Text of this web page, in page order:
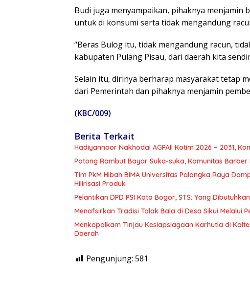
Budi juga menyampaikan, pihaknya menjamin
untuk di konsumi serta tidak mengandung
“Beras Bulog itu, tidak mengandung racun,
kabupaten Pulang Pisau, dari daerah kita
Selain itu, dirinya berharap masyarakat tetap
dari Pemerintah dan pihaknya menjamin
(KBC/009)
Berita Terkait
Hadiyannoor Nakhodai AGPAII Kotim 2026 – 2031,
Potong Rambut Bayar Suka-suka, Komunitas Barber
Tim PkM Hibah BIMA Universitas Palangka Raya
Hilirisasi Produk
Pelantikan DPD PSI Kota Bogor, STS: Yang
Menafsirkan Tradisi Tolak Bala di Desa Sikui Melalui
Menkopolkam Tinjau Kesiapsiagaan Karhutla di
Daerah
Pengunjung: 581